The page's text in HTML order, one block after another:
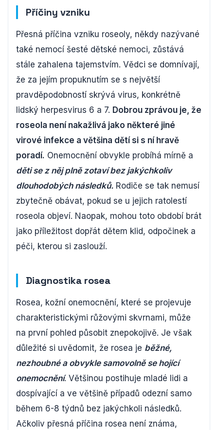
Příčiny vzniku
Přesná příčina vzniku roseoly, někdy nazývané
také nemocí šesté dětské nemoci, zůstává
stále zahalena tajemstvím. Vědci se domnívají,
že za jejím propuknutím se s největší
pravděpodobností skrývá virus, konkrétně
lidský herpesvirus 6 a 7. Dobrou zprávou je, že
roseola není nakažlivá jako některé jiné
virové infekce a většina dětí si s ní hravě
poradí. Onemocnění obvykle probíhá mírně a
děti se z něj plně zotaví bez jakýchkoliv
dlouhodobých následků. Rodiče se tak nemusí
zbytečně obávat, pokud se u jejich ratolestí
roseola objeví. Naopak, mohou toto období brát
jako příležitost dopřát dětem klid, odpočinek a
péči, kterou si zaslouží.
Diagnostika rosea
Rosea, kožní onemocnění, které se projevuje
charakteristickými růžovými skvrnami, může
na první pohled působit znepokojivě. Je však
důležité si uvědomit, že rosea je běžné,
nezhoubné a obvykle samovolně se hojící
onemocnění. Většinou postihuje mladé lidi a
dospívající a ve většině případů odezní samo
během 6-8 týdnů bez jakýchkoli následků.
Ačkoliv přesná příčina rosea není známa,